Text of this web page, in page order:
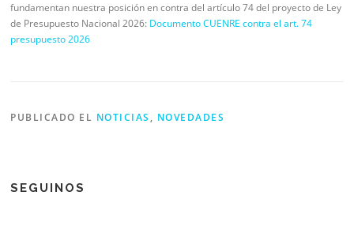
fundamentan nuestra posición en contra del artículo 74 del proyecto de Ley
de Presupuesto Nacional 2026: Documento CUENRE contra el art. 74
presupuesto 2026
PUBLICADO EL NOTICIAS , NOVEDADES
SEGUINOS